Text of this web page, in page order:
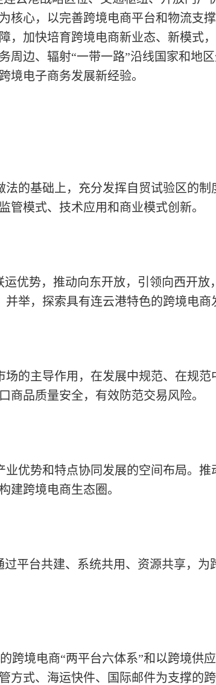
核心，以完善跨境电商平台和物流支
，加快培育跨境电商新业态、新模式
周边、辐射“一带一路”沿线国家和地
境电子商务发展新经验。
的基础上，充分发挥自贸试验区的制
管模式、技术应用和商业模式创新。
优势，推动向东开放，引领向西开放
举，探索具有连云港特色的跨境电商
的主导作用，在发展中规范、在规范
品质量安全，有效防范交易风险。
优势和特点协同发展的空间布局。推
建跨境电商生态圈。
平台共建、系统共用、资源共享，为
跨境电商“两平台六体系”和以跨境供
方式、海运快件、国际邮件为支撑的